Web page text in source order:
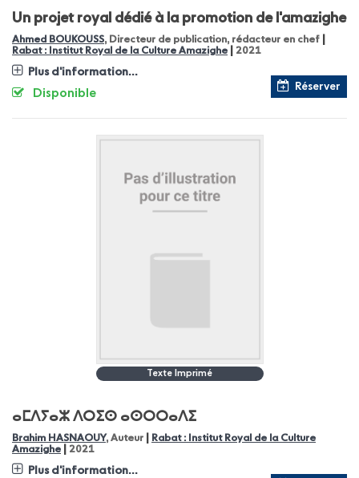
Un projet royal dédié à la promotion de l'amazighe
Ahmed BOUKOUSS, Directeur de publication, rédacteur en chef
Rabat : Institut Royal de la Culture Amazighe 2021
Plus d'information...
Réserver
Disponible
Texte Imprimé
ⴰⵎⴷⵢⴰⵣ ⴷⵔⵉⵙ ⴰⵙⵔⵔⴰⴷⵉ
Brahim HASNAOUY, Auteur
Rabat : Institut Royal de la Culture
Amazighe
2021
Plus d'information...